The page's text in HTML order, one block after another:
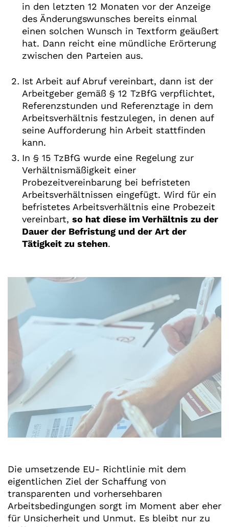
in den letzten 12 Monaten vor der Anzeige
des Änderungswunsches bereits einmal
einen solchen Wunsch in Textform geäußert
hat. Dann reicht eine mündliche Erörterung
zwischen den Parteien aus.
Ist Arbeit auf Abruf vereinbart, dann ist der
Arbeitgeber gemäß § 12 TzBfG verpflichtet,
Referenzstunden und Referenztage in dem
Arbeitsverhältnis festzulegen, in denen auf
seine Aufforderung hin Arbeit stattfinden
kann.
In § 15 TzBfG wurde eine Regelung zur
Verhältnismäßigkeit einer
Probezeitvereinbarung bei befristeten
Arbeitsverhältnissen eingefügt. Wird für ein
befristetes Arbeitsverhältnis eine Probezeit
vereinbart, so hat diese im Verhältnis zu der
Dauer der Befristung und der Art der
Tätigkeit zu stehen.
Die umsetzende EU- Richtlinie mit dem
eigentlichen Ziel der Schaffung von
transparenten und vorhersehbaren
Arbeitsbedingungen sorgt im Moment aber eher
für Unsicherheit und Unmut. Es bleibt nur zu